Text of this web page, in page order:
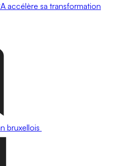
accélère sa transformation
bruxellois